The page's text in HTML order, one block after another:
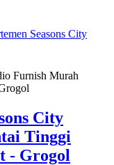
Seasons City
City
Tinggi
- Grogol